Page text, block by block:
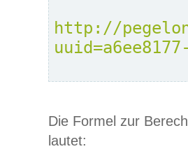
http://
Die Formel zur
lautet: